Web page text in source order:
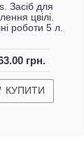
Засіб для
цвілі.
роботи 5 л.
грн.
КУПИТИ